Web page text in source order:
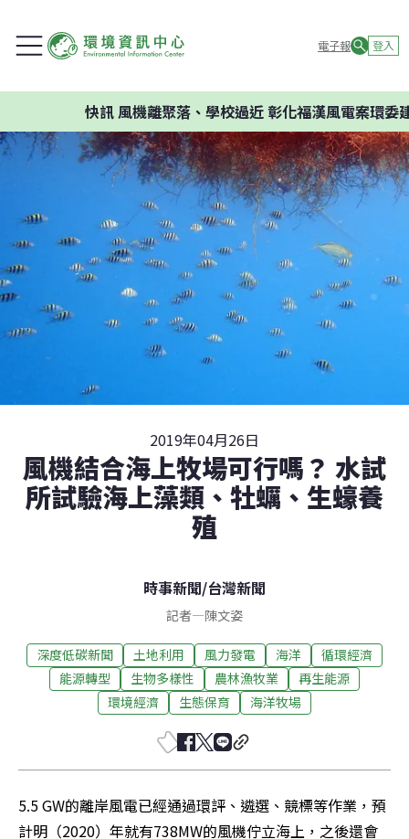
電子報 登入
風機離聚落、學校過近 彰化福漢風電案環委建議
2019年04月26日
風機結合海上牧場可行嗎？ 水試
所試驗海上藻類、牡蠣、生蠔養
殖
時事新聞/台灣新聞
記者—陳文姿
深度低碳新聞 土地利用 風力發電 海洋
循環經濟
能源轉型
生物多樣性 農林漁牧業
再生能源
環境經濟
生態保育 海洋牧場
5.5 GW的離岸風電已經通過環評、遴選、競標等作業，預
計明（2020）年就有738MW的風機佇立海上，之後還會